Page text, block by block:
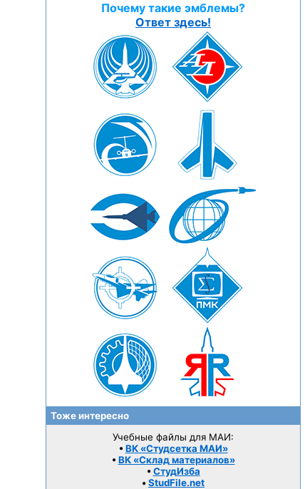
Почему такие эмблемы?
Ответ здесь!
Тоже интересно
Учебные файлы для МАИ:
• ВК «Студсетка МАИ»
• ВК «Склад материалов»
• СтудИзба
• StudFile.net